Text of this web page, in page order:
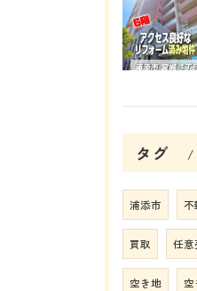
タグ
浦添市 不
買取 任意
空き地 空